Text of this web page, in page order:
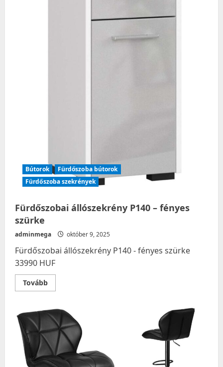
Bútorok
Fürdőszoba bútorok
Fürdőszoba szekrények
Fürdőszobai állószekrény P140 – fényes
szürke
adminmega október 9, 2025
Fürdőszobai állószekrény P140 - fényes szürke
33990 HUF
TovábbRead
more
állószekrény
P140
fényes
szürke